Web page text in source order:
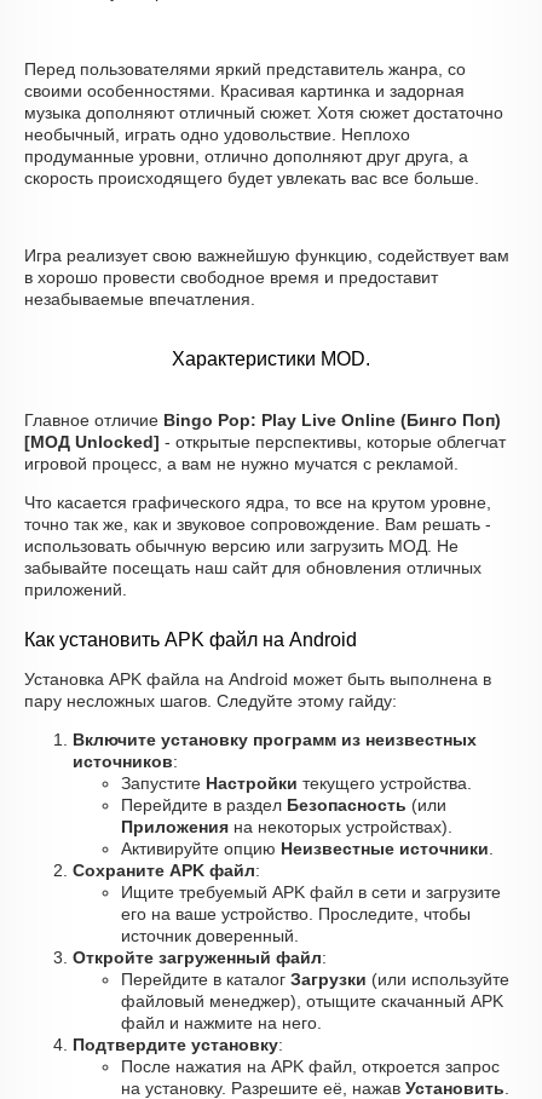
Перед пользователями яркий представитель жанра, со
своими особенностями. Красивая картинка и задорная
музыка дополняют отличный сюжет. Хотя сюжет достаточно
необычный, играть одно удовольствие. Неплохо
продуманные уровни, отлично дополняют друг друга, а
скорость происходящего будет увлекать вас все больше.
Игра реализует свою важнейшую функцию, содействует вам
в хорошо провести свободное время и предоставит
незабываемые впечатления.
Характеристики MOD.
Главное отличие Bingo Pop: Play Live Online (Бинго Поп)
[МОД Unlocked] - открытые перспективы, которые облегчат
игровой процесс, а вам не нужно мучатся с рекламой.
Что касается графического ядра, то все на крутом уровне,
точно так же, как и звуковое сопровождение. Вам решать -
использовать обычную версию или загрузить МОД. Не
забывайте посещать наш сайт для обновления отличных
приложений.
Как установить APK файл на Android
Установка APK файла на Android может быть выполнена в
пару несложных шагов. Следуйте этому гайду:
Включите установку программ из неизвестных
источников:
Запустите Настройки текущего устройства.
Перейдите в раздел Безопасность (или
Приложения на некоторых устройствах).
Активируйте опцию Неизвестные источники
Сохраните APK файл:
Ищите требуемый APK файл в сети и загрузите
его на ваше устройство. Проследите, чтобы
источник доверенный.
Откройте загруженный файл:
Перейдите в каталог Загрузки (или используйте
файловый менеджер), отыщите скачанный APK
файл и нажмите на него.
Подтвердите установку:
После нажатия на APK файл, откроется запрос
на установку. Разрешите её, нажав Установить